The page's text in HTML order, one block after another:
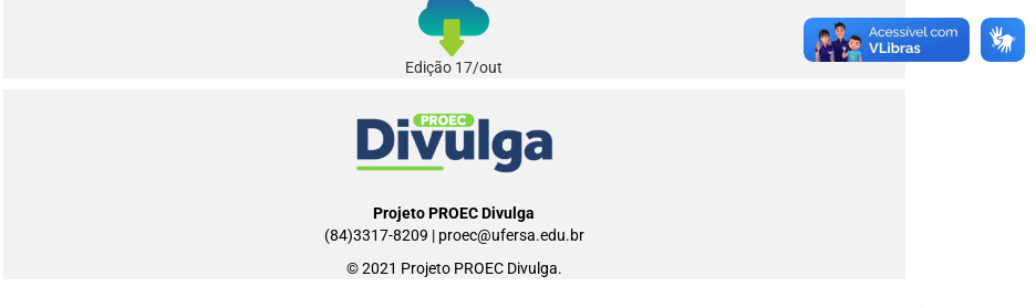
Edição 17/out
Projeto PROEC Divulga
(84)3317-8209 | proec@ufersa.edu.br
© 2021 Projeto PROEC Divulga.